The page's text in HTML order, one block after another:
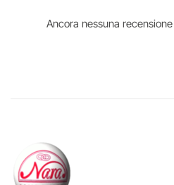
Ancora nessuna